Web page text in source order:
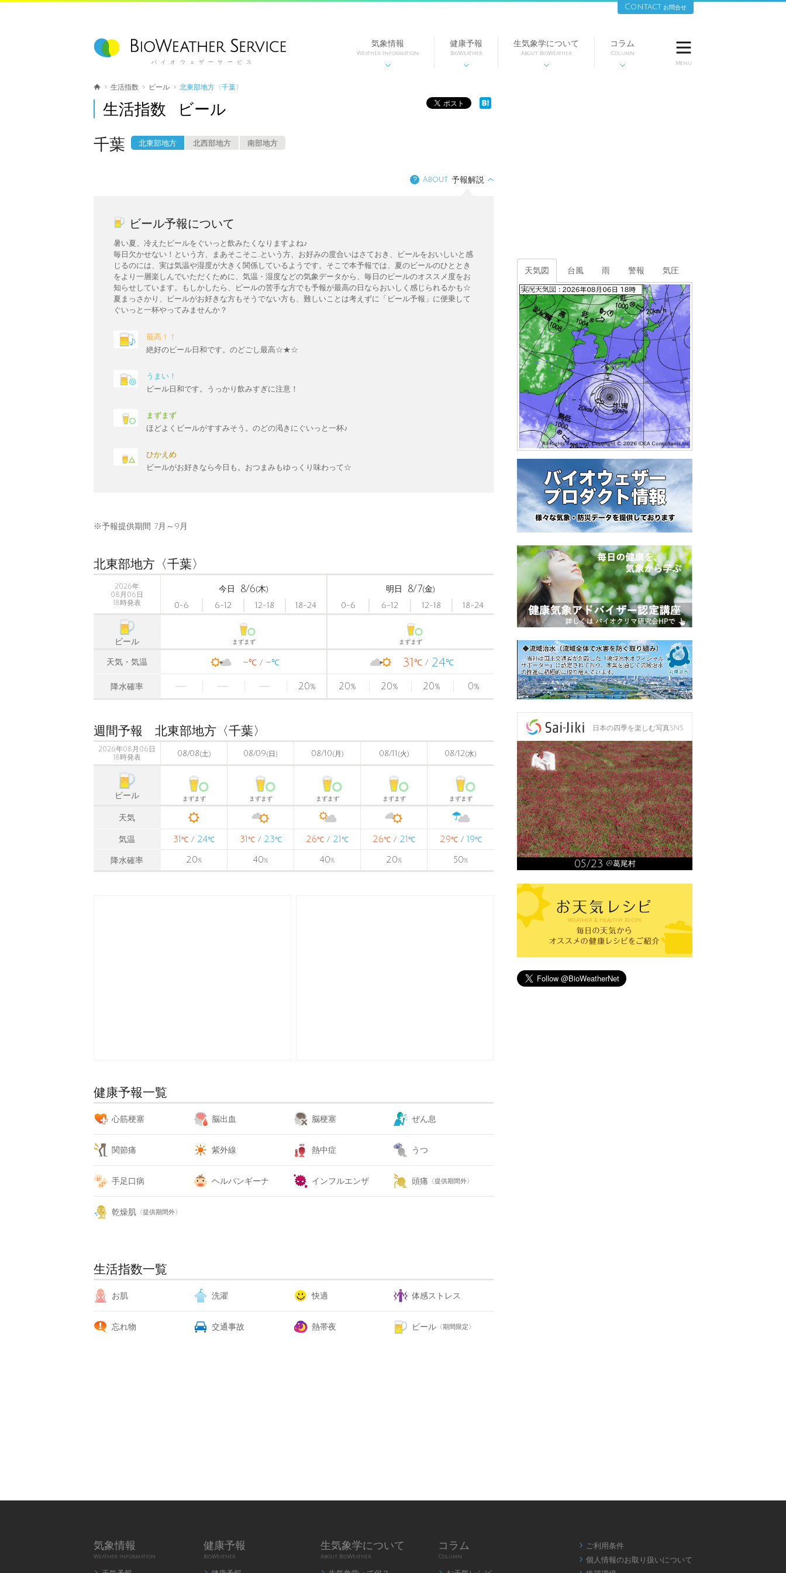
バイオウェザーサービス
気象情報
Weather Information

健康予報
BioWeather

生気象学について
About BioWeather

コラム
Column


Menu
生活指数 ビール 北東部地方〈千葉〉
生活指数 ビール
千葉 北東部地方 北西部地方 南部地方
？ About 予報解説
ビール予報について
暑い夏、冷えたビールをぐいっと飲みたくなりますよね♪
毎日欠かせない！という方、まあそこそこ…という方、お好みの度合いはさておき、ビールをおいしいと感
じるのには、実は気温や湿度が大きく関係しているようです。そこで本予報では、夏のビールのひととき
をより一層楽しんでいただくために、気温・湿度などの気象データから、毎日のビールのオススメ度をお
知らせしています。もしかしたら、ビールの苦手な方でも予報が最高の日ならおいしく感じられるかも☆
夏まっさかり、ビールがお好きな方もそうでない方も、難しいことは考えずに「ビール予報」に便乗して
ぐいっと一杯やってみませんか？
最高！！
絶好のビール日和です。のどごし最高☆★☆
うまい！
ビール日和です。うっかり飲みすぎに注意！
まずまず
ほどよくビールがすすみそう。のどの渇きにぐいっと一杯♪
ひかえめ
ビールがお好きなら今日も。おつまみもゆっくり味わって☆
※予報提供期間 7月～9月
北東部地方〈千葉〉
2026年
08月06日
18時発表
今日 8/6(木)
0-6
6-12 12-18 18-24
明日 8/7(金)
0-6
6-12 12-18 18-24
ビール まずまず まずまず
天気・気温 -℃ -℃ 31 ℃ 24℃
降水確率 20% 20% 20% 20% 0%
週間予報 北東部地方〈千葉〉
2026年08月06日
18時発表
08/08(土) 08/09(日) 08/10(月) 08/11 (火) 08/12(水)
ビール まずまず まずまず まずまず まずまず まずまず
天気
気温 31 ℃ / 24℃ 31 ℃/ 23℃ 26℃ / 21 ℃ 26℃ / 21 ℃ 29℃/ 19℃
降水確率 20% 40% 40% 20% 50%
健康予報一覧
心筋梗塞 脳出血 脳梗塞 ぜん息
関節痛 紫外線 熱中症 うつ
手足口病 ヘルパンギーナ インフルエンザ 頭痛 〈提供期間外〉
乾燥肌 〈提供期間外〉
生活指数一覧
お肌 洗濯 快適 体感ストレス
忘れ物 交通事故 熱帯夜 ビール 〈期間限定〉
天気図 台風 雨 警報 気圧
日本の四季を楽しむ写真SNS
05/23 @葛尾村
気象情報
Weather Information
健康予報
BioWeather
生気象学について
About BioWeather
コラム
Column
 ご利用条件
 個人情報のお取り扱いについて
Contact お問合せ